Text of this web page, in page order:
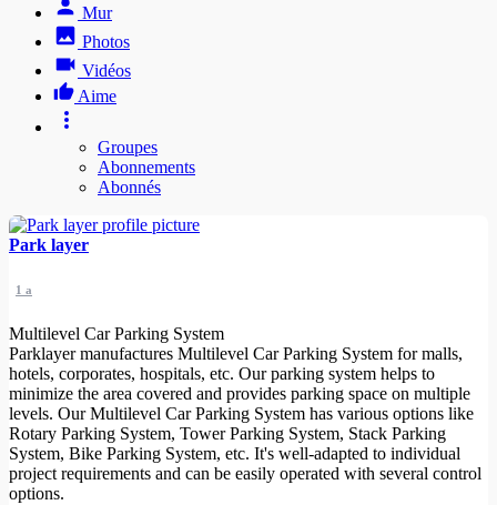
Mur
Photos
Vidéos
Aime
Groupes
Abonnements
Abonnés
Park layer
1 a
Multilevel Car Parking System
Parklayer manufactures Multilevel Car Parking System for malls,
hotels, corporates, hospitals, etc. Our parking system helps to
minimize the area covered and provides parking space on multiple
levels. Our Multilevel Car Parking System has various options like
Rotary Parking System, Tower Parking System, Stack Parking
System, Bike Parking System, etc. It's well-adapted to individual
project requirements and can be easily operated with several control
options.